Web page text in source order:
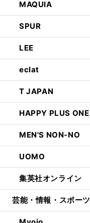
MAQUIA
SPUR
LEE
eclat
T JAPAN
HAPPY PLUS ONE
MEN'S NON-NO
UOMO
集英社オンライン
芸能・情報・スポーツ